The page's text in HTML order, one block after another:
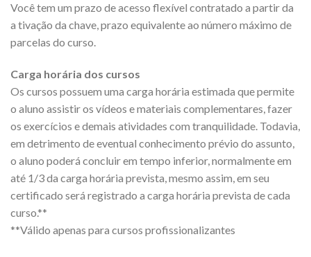
Você tem um prazo de acesso flexível contratado a partir da
a tivação da chave, prazo equivalente ao número máximo de
parcelas do curso.
Carga horária dos cursos
Os cursos possuem uma carga horária estimada que permite
o aluno assistir os vídeos e materiais complementares, fazer
os exercícios e demais atividades com tranquilidade. Todavia,
em detrimento de eventual conhecimento prévio do assunto,
o aluno poderá concluir em tempo inferior, normalmente em
até 1/3 da carga horária prevista, mesmo assim, em seu
certificado será registrado a carga horária prevista de cada
curso.**
**Válido apenas para cursos profissionalizantes